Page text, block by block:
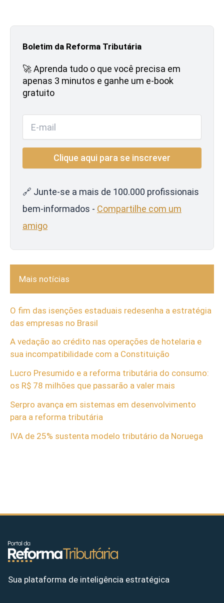
Boletim da Reforma Tributária
🚀 Aprenda tudo o que você precisa em
apenas 3 minutos e ganhe um e-book
gratuito
🔗 Junte-se a mais de 100.000 profissionais
bem-informados - Compartilhe com um
amigo
Mais notícias
O fim das isenções estaduais redesenha a estratégia
das empresas no Brasil
A vedação ao crédito nas operações de hotelaria e
sua incompatibilidade com a Constituição
Lucro Presumido e a reforma tributária do consumo:
os R$ 78 milhões que passarão a valer mais
Serpro avança em sistemas em desenvolvimento
para a reforma tributária
IVA de 25% sustenta modelo tributário da Noruega
Sua plataforma de inteligência estratégica